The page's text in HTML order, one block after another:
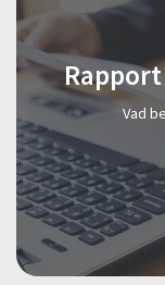
Vad